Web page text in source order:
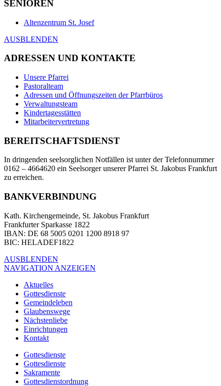
SENIOREN
Altenzentrum St. Josef
AUSBLENDEN
ADRESSEN UND KONTAKTE
Unsere Pfarrei
Pastoralteam
Adressen und Öffnungszeiten der Pfarrbüros
Verwaltungsteam
Kindertagesstätten
Mitarbeitervertretung
BEREITSCHAFTSDIENST
In dringenden seelsorglichen Notfällen ist unter der Telefonnummer
0162 – 4664620 ein Seelsorger unserer Pfarrei St. Jakobus Frankfurt
zu erreichen.
BANKVERBINDUNG
Kath. Kirchengemeinde, St. Jakobus Frankfurt
Frankfurter Sparkasse 1822
IBAN: DE 68 5005 0201 1200 8918 97
BIC: HELADEF1822
AUSBLENDEN
NAVIGATION ANZEIGEN
Aktuelles
Gottesdienste
Gemeindeleben
Glaubenswege
Nächstenliebe
Einrichtungen
Kontakt
Gottesdienste
Gottesdienste
Sakramente
Gottesdienstordnung